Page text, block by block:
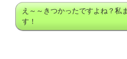
え～～きつかったですよね？私
す！